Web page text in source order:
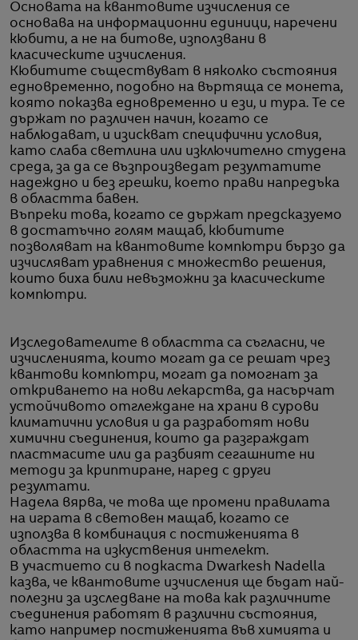
Основата на квантовите изчисления се
основава на информационни единици, наречени
кюбити, а не на битове, използвани в
класическите изчисления.
Кюбитите съществуват в няколко състояния
едновременно, подобно на въртяща се монета,
която показва едновременно и ези, и тура. Те се
държат по различен начин, когато се
наблюдават, и изискват специфични условия,
като слаба светлина или изключително студена
среда, за да се възпроизведат резултатите
надеждно и без грешки, което прави напредъка
в областта бавен.
Въпреки това, когато се държат предсказуемо
в достатъчно голям мащаб, кюбитите
позволяват на квантовите компютри бързо да
изчисляват уравнения с множество решения,
които биха били невъзможни за класическите
компютри.
Изследователите в областта са съгласни, че
изчисленията, които могат да се решат чрез
квантови компютри, могат да помогнат за
откриването на нови лекарства, да насърчат
устойчивото отглеждане на храни в сурови
климатични условия и да разработят нови
химични съединения, които да разграждат
пластмасите или да разбият сегашните ни
методи за криптиране, наред с други
резултати.
Надела вярва, че това ще промени правилата
на играта в световен мащаб, когато се
използва в комбинация с постиженията в
областта на изкуствения интелект.
В участието си в подкаста Dwarkesh Nadella
казва, че квантовите изчисления ще бъдат най-
полезни за изследване на това как различните
съединения работят в различни състояния,
като например постиженията във химията и